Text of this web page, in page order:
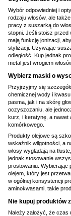
Wybór odpowiedniej i
rodzaju włosów, ale
pracy z suszarką do
stopni. Jeśli stoisz przed
mają funkcję jonizacji,
stylizacji. Używając
odległość. Kup jednak
metal jest wrogiem
Wybierz maski o
Przyjrzyjmy się
chemicznej wody i
pasma, jak i na skórę
oczyszczaniu, ale
kurz, i keratynę, a nawet
komórkowego.
Produkty olejowe są
wskaźnik wilgotności, a
włosy wyglądają na
jednak stosowanie
prostowaniu. Wybierając
olejem, który jest
w ogólnej konsystencji
aminokwasami, takie
Nie kupuj produktów
Należy założyć, że czas